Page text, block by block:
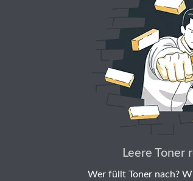
Leere Toner
Wer füllt Toner nach?